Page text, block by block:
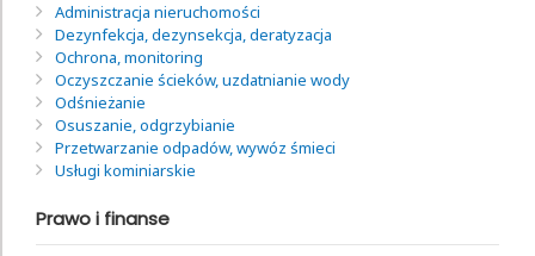
Administracja nieruchomości
Dezynfekcja, dezynsekcja, deratyzacja
Ochrona, monitoring
Oczyszczanie ścieków, uzdatnianie wody
Odśnieżanie
Osuszanie, odgrzybianie
Przetwarzanie odpadów, wywóz śmieci
Usługi kominiarskie
Prawo i finanse